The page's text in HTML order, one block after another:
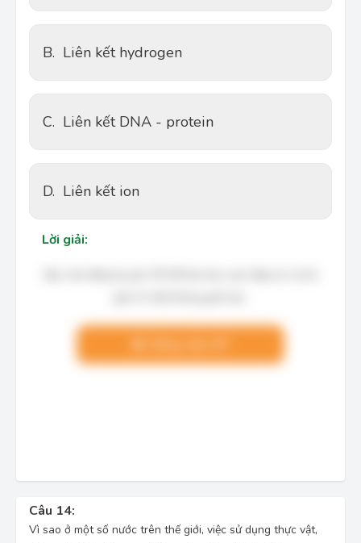
B. Liên kết hydrogen
C. Liên kết DNA - protein
D. Liên kết ion
Lời giải:
Câu 14:
Vì sao ở một số nước trên thế giới, việc sử dụng thực vật,